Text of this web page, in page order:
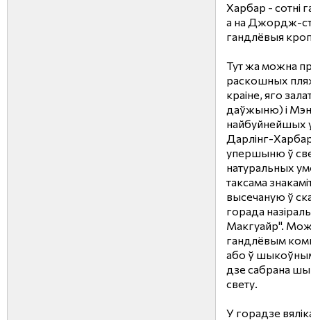
Харбар - сотні
а на Джордж-
гандлёвыя
Тут жа можна
раскошных
краіне, яго
даўжыню) і
найбуйнейшых
Дарлінг-
упершыню ў
натуральных
таксама
высечаную ў
горада
Макгуайр".
гандлёвым
або ў шыкоўным
дзе сабрана
свету.
У горадзе